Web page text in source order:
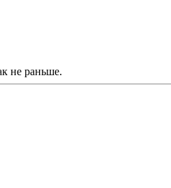
не раньше.